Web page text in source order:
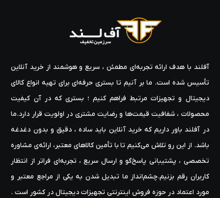
آفلند با هدف ارائه‌ تجربه‌ای مطمئن ، سریع و هوشمند از خرید آنلاین
تأسیس شده است. ما بر آنیم تا بستری حرفه‌ای برای تهیه‌ انواع کالای
دیجیتال و تجهیزات مرتبط فراهم کنیم ؛ بستری که در آن کیفیت
محصولات ، شفافیت قیمت‌ها و رضایت مشتری در اولویت قرار دارد.ما
در آفلند باور داریم که خرید آنلاین باید ساده ، دقیق و بدون دغدغه
باشد. از این رو تلاش می‌کنیم تا با تأمین کالاهای معتبر، ارائه‌ی مشاوره‌
تخصصی ، پشتیبانی پاسخ‌گو و ارسال سریع ، تجربه‌ای فراتر از انتظار
کاربران رقم بزنیم.چشم‌انداز ما تبدیل شدن به یکی از مراجع معتبر و
مورد اعتماد در حوزه‌ فروش اینترنتی تجهیزات دیجیتال در کشور است .